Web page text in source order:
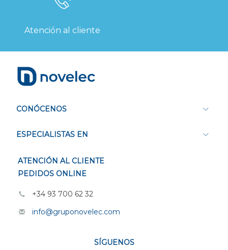
Atención al cliente
CONÓCENOS
ESPECIALISTAS EN
ATENCIÓN AL CLIENTE
PEDIDOS ONLINE
+34 93 700 62 32
info@gruponovelec.com
SÍGUENOS